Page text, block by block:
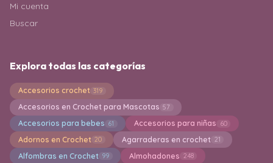
Mi cuenta
Buscar
Explora todas las categorías
Accesorios crochet 319
Accesorios en Crochet para Mascotas 57
Accesorios para bebes 61 Accesorios para niñas 60
Adornos en Crochet 20 Agarraderas en crochet 21
Alfombras en Crochet 99 Almohadones 248